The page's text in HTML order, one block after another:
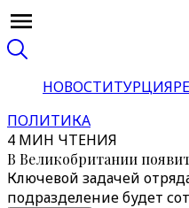
НОВОСТИТУРЦИЯ
ПОЛИТИКА
4 МИН ЧТЕНИЯ
В Великобритании
Ключевой задачей
подразделение будет